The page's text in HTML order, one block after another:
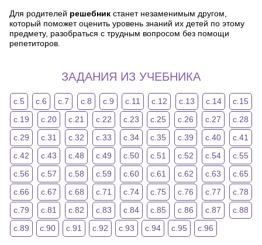
Для родителей решебник станет незаменимым другом,
который поможет оценить уровень знаний их детей по этому
предмету, разобраться с трудным вопросом без помощи
репетиторов.
ЗАДАНИЯ ИЗ УЧЕБНИКА
с.5 с.6 с.7 с.8 с.9 с.11 с.12 с.13 с.14
с.15
с.19
с.20 с.21 с.22 с.23 с.25 с.26 с.27
с.28
с.29
с.31 с.32 с.33 с.34 с.35 с.39 с.40
с.41
с.42
с.43 с.48 с.49 с.50 с.51 с.52 с.54
с.55
с.56
с.57 с.58 с.59 с.60 с.61 с.62 с.63
с.65
с.66
с.67 с.68 с.71 с.74 с.75 с.76 с.77
с.78
с.79
с.81 с.82 с.83 с.84 с.85 с.86 с.87
с.88
с.89
с.90 с.91 с.92 с.93 с.94 с.95 с.96